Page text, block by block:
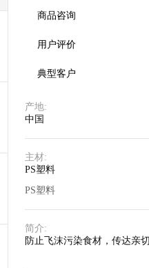
商品咨询
用户评价
典型客户
产地:
中国
主材:
PS塑料
PS塑料
简介:
防止飞沫污染食材，传达亲